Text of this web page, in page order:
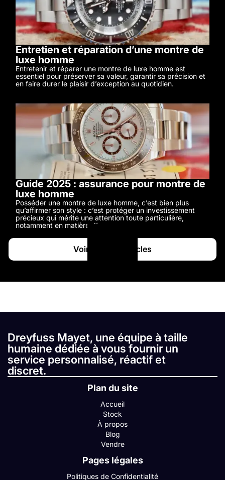
Entretien et réparation d’une montre de
luxe homme
Entretenir et réparer une montre de luxe homme est
essentiel pour préserver sa valeur, garantir sa précision et
en faire durer le plaisir d’exception au quotidien.
Guide 2025 : assurance pour montre de
luxe homme
Posséder une montre de luxe homme, c’est bien plus
qu’affirmer son style : c’est protéger un investissement
précieux qui mérite une attention toute particulière,
notamment en matière d’assurance.
Voir tous les articles
Dreyfuss Mayet, une équipe à taille
humaine dédiée à vous fournir un
service personnalisé, réactif et
discret.
Plan du site
Accueil
Stock
À propos
Blog
Vendre
Pages légales
Politiques de Confidentialité